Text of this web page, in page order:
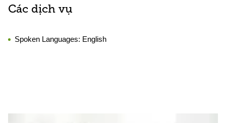
Các dịch vụ
Spoken Languages: English